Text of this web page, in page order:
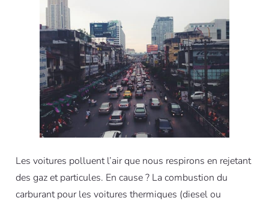
Les voitures polluent l’air que nous respirons en rejetant
des gaz et particules. En cause ? La combustion du
carburant pour les voitures thermiques (diesel ou